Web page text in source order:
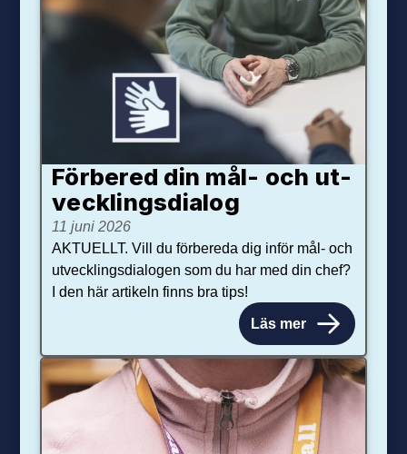
Förbered din mål- och ut­
veck­lings­dialog
11 juni 2026
AKTUELLT. Vill du förbereda dig inför mål- och
utvecklingsdialogen som du har med din chef?
I den här artikeln finns bra tips!
Läs mer